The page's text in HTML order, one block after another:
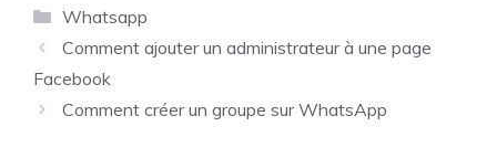
Catégories
Whatsapp
Comment ajouter un administrateur à une page
Facebook
Comment créer un groupe sur WhatsApp